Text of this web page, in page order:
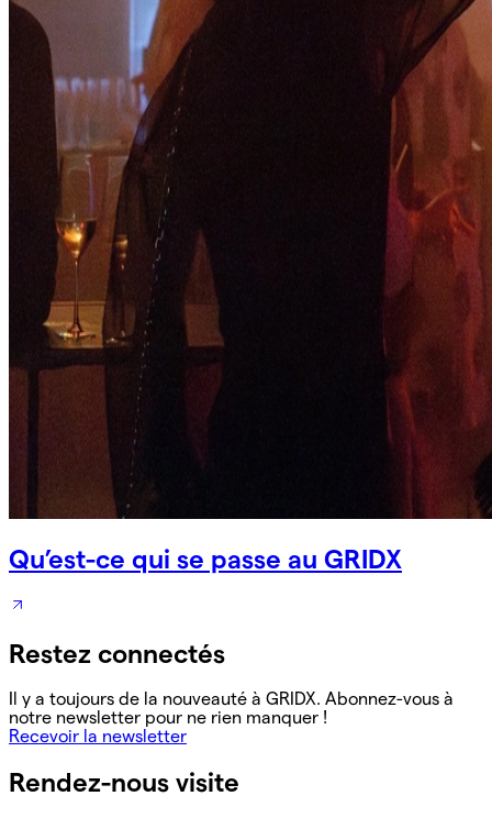
Qu’est-ce qui se passe au GRIDX
Restez connectés
Il y a toujours de la nouveauté à GRIDX. Abonnez-vous à
notre newsletter pour ne rien manquer !
Recevoir la newsletter
Rendez-nous visite